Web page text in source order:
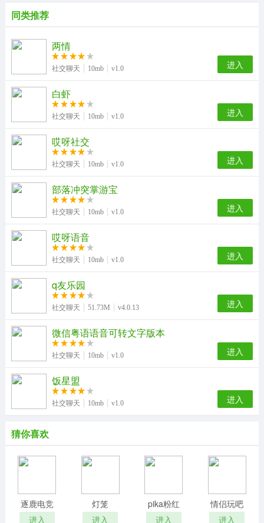
同类推荐
两情
社交聊天 10mb v1.0 进入
白虾
社交聊天 10mb v1.0 进入
哎呀社交
社交聊天 10mb v1.0 进入
部落冲突掌游宝
社交聊天 10mb v1.0 进入
哎呀语音
社交聊天 10mb v1.0 进入
q友乐园
社交聊天 51.73M v4.0.13 进入
微信粤语语音可转文字版本
社交聊天 10mb v1.0 进入
饭星盟
社交聊天 10mb v1.0 进入
猜你喜欢
逐鹿电竞
进入
灯笼
Lantern
进入
pika粉红
进入
情侣玩吧
进入